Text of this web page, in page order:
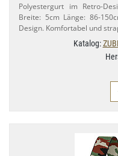
Polyestergurt im Retro-​
Breite: 5cm Länge: 86-​
Design. Komfortabel und
Katalog: